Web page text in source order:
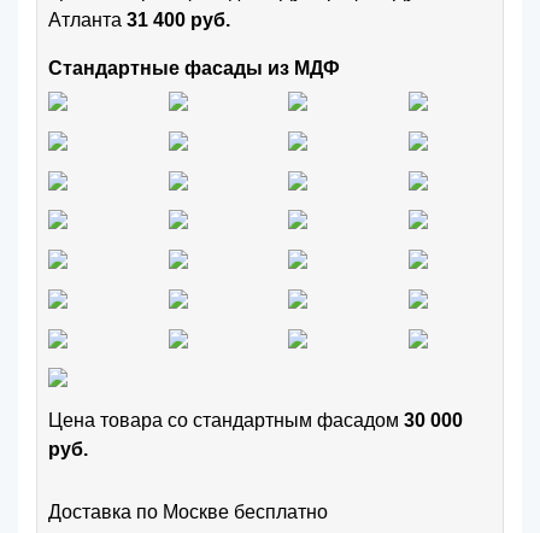
Атланта 31 400 руб.
Стандартные фасады из МДФ
Цена товара cо стандартным фасадом 30 000
руб.
Доставка по Москве бесплатно